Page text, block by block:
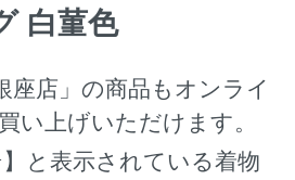
白菫色
座店」の商品もオンライ
い上げいただけます。
と表示されている着物